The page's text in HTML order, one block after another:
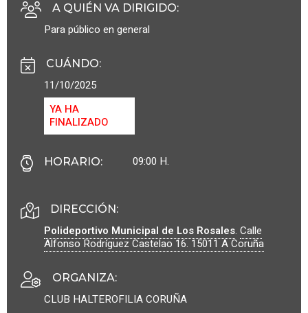
A QUIÉN VA DIRIGIDO:
Para público en general
CUÁNDO:
11/10/2025
YA HA
FINALIZADO
HORARIO: 09:00 H.
DIRECCIÓN:
Polideportivo Municipal de Los Rosales. Calle
Alfonso Rodríguez Castelao 16.15011A Coruña
ORGANIZA:
CLUB HALTEROFILIA CORUÑA